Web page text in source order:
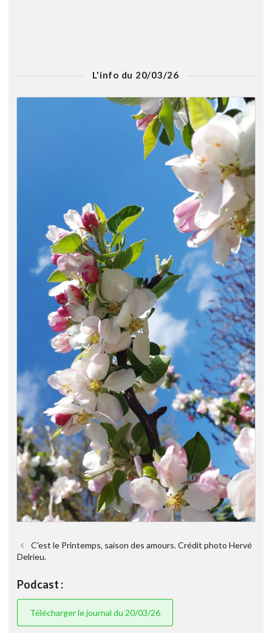
L'info du 20/03/26
C'est le Printemps, saison des amours. Crédit photo Hervé
Delrieu.
Podcast :
Télécharger le journal du 20/03/26